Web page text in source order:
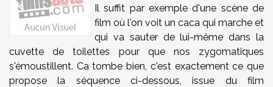
Il suffit par exemple d'une scène de
film où l'on voit un caca qui marche et
qui va sauter de lui-même dans la
cuvette de toilettes pour que nos zygomatiques
s'émoustillent. Ca tombe bien, c'est exactement ce que
propose la séquence ci-dessous, issue du film